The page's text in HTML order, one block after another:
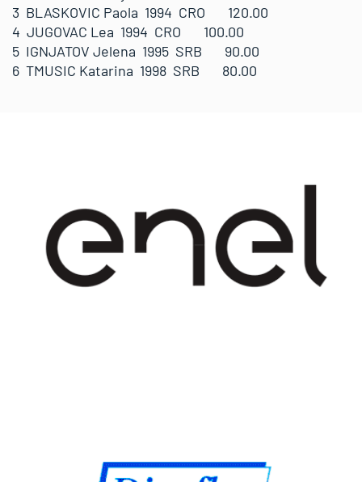
3 BLASKOVIC Paola 1994 CRO 120.00
4 JUGOVAC Lea 1994 CRO 100.00
5 IGNJATOV Jelena 1995 SRB 90.00
6 TMUSIC Katarina 1998 SRB 80.00